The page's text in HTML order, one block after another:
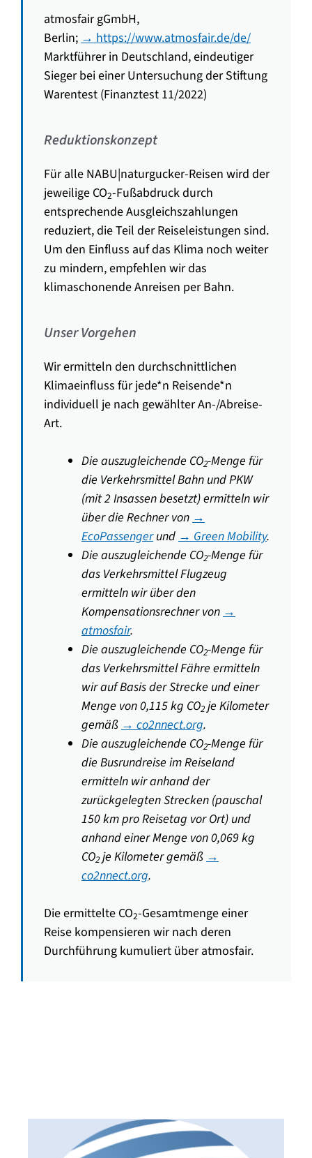
atmosfair gGmbH,
Berlin; → https://www.atmosfair.de/de/
Marktführer in Deutschland, eindeutiger
Sieger bei einer Untersuchung der Stiftung
Warentest (Finanztest 11/2022)
Reduktionskonzept
Für alle NABU|naturgucker-Reisen wird der
jeweilige CO2-Fußabdruck durch
entsprechende Ausgleichszahlungen
reduziert, die Teil der Reiseleistungen sind.
Um den Einfluss auf das Klima noch weiter
zu mindern, empfehlen wir das
klimaschonende Anreisen per Bahn.
Unser Vorgehen
Wir ermitteln den durchschnittlichen
Klimaeinfluss für jede*n Reisende*n
individuell je nach gewählter An-/Abreise-
Art.
Die auszugleichende CO2-Menge für
die Verkehrsmittel Bahn und PKW
(mit 2 Insassen besetzt) ermitteln wir
über die Rechner von →
EcoPassengerund → Green Mobility.
Die auszugleichende CO2-Menge für
das Verkehrsmittel Flugzeug
ermitteln wir über den
Kompensationsrechner von →
atmosfair.
Die auszugleichende CO2-Menge für
das Verkehrsmittel Fähre ermitteln
wir auf Basis der Strecke und einer
Menge von 0,115 kg CO2 je Kilometer
gemäß → co2nnect.org.
Die auszugleichende CO2-Menge für
die Busrundreise im Reiseland
ermitteln wir anhand der
zurückgelegten Strecken (pauschal
150 km pro Reisetag vor Ort) und
anhand einer Menge von 0,069 kg
CO2 je Kilometer gemäß →
co2nnect.org.
Die ermittelte CO2-Gesamtmenge einer
Reise kompensieren wir nach deren
Durchführung kumuliert über atmosfair.